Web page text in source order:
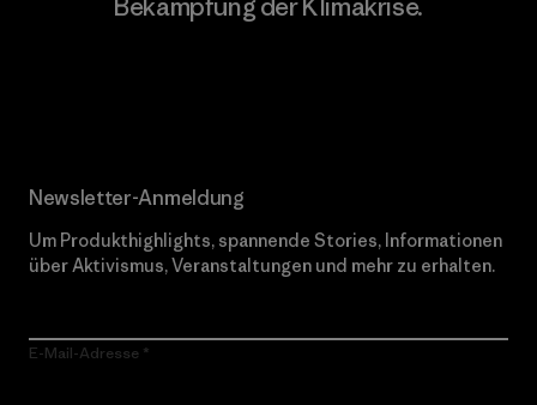
Newsletter-Anmeldung
Um Produkthighlights, spannende Stories, Informationen
über Aktivismus, Veranstaltungen und mehr zu erhalten.
E-Mail-Adresse